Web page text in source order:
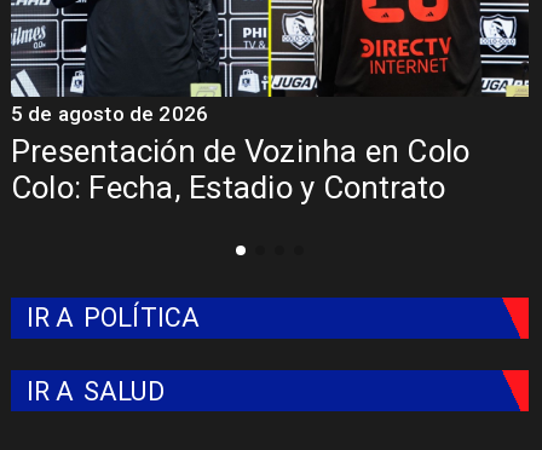
Presentación de Vozinha en Colo
Colo: Fecha, Estadio y Contrato
5 de agosto de 2026
IR A POLÍTICA
IR A SALUD